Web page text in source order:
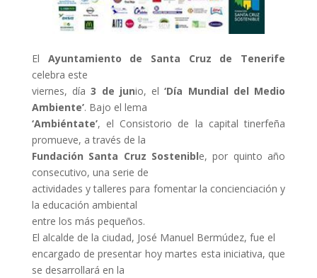
El Ayuntamiento de Santa Cruz de Tenerife
celebra este
viernes, día3 de junio, el‘Día Mundial del Medio
Ambiente’. Bajo el lema
‘Ambiéntate’, el Consistorio de la capital tinerfeña
promueve, a través de la
Fundación Santa Cruz Sostenible, por quinto año
consecutivo, una serie de
actividades y talleres para fomentar la concienciación y
la educación ambiental
entre los más pequeños.
El alcalde de la ciudad, José Manuel Bermúdez, fue el
encargado de presentar hoy martes esta iniciativa, que
se desarrollará en la